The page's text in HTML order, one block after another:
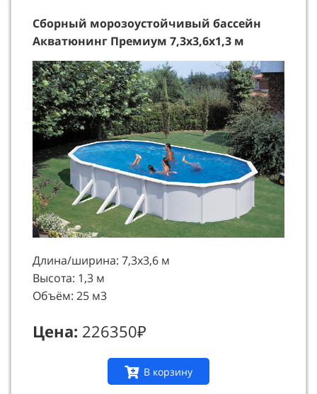
Сборный морозоустойчивый бассейн
Акватюнинг Премиум 7,3х3,6х1,3 м
Длина/ширина: 7,3х3,6 м
Высота: 1,3 м
Объём: 25 м3
Цена: 226350₽
В корзину